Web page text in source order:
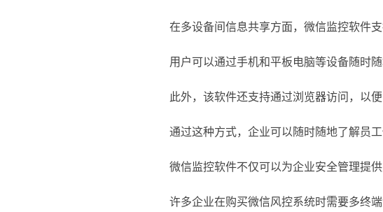
在多设备间信息共享方面，微信监控软件支
用户可以通过手机和平板电脑等设备随时
此外，该软件还支持通过浏览器访问，以
通过这种方式，企业可以随时随地了解员
微信监控软件不仅可以为企业安全管理提
许多企业在购买微信风控系统时需要多终